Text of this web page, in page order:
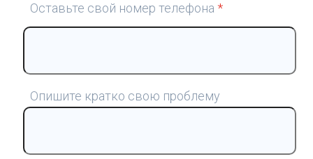
Оставьте свой номер телефона *
Опишите кратко свою проблему